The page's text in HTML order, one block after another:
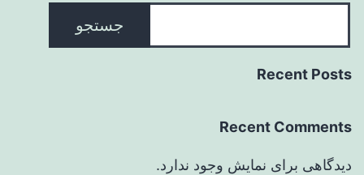
جستجو
Recent Posts
Recent Comments
دیدگاهی برای نمایش وجود ندارد.